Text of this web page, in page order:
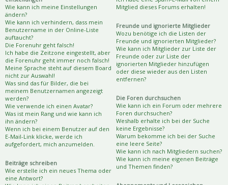
Wie kann ich meine Einstellungen
ändern?
Wie kann ich verhindern, dass mein
Benutzername in der Online-Liste
auftaucht?
Die Forenuhr geht falsch!
Ich habe die Zeitzone eingestellt, aber
die Forenuhr geht immer noch falsch!
Meine Sprache steht auf diesem Board
nicht zur Auswahl!
Was sind das für Bilder, die bei
meinem Benutzernamen angezeigt
werden?
Wie verwende ich einen Avatar?
Was ist mein Rang und wie kann ich
ihn ändern?
Wenn ich bei einem Benutzer auf den
E-Mail-Link klicke, werde ich
aufgefordert, mich anzumelden.
Beiträge schreiben
Wie erstelle ich ein neues Thema oder
eine Antwort?
Mitglied dieses Forums erhalten!
Freunde und ignorierte Mitglieder
Wozu benötige ich die Listen der
Freunde und ignorierten Mitglieder?
Wie kann ich Mitglieder zur Liste der
Freunde oder zur Liste der
ignorierten Mitglieder hinzufügen
oder diese wieder aus den Listen
entfernen?
Die Foren durchsuchen
Wie kann ich ein Forum oder mehrere
Foren durchsuchen?
Weshalb erhalte ich bei der Suche
keine Ergebnisse?
Warum bekomme ich bei der Suche
eine leere Seite?
Wie kann ich nach Mitgliedern suchen?
Wie kann ich meine eigenen Beiträge
und Themen finden?